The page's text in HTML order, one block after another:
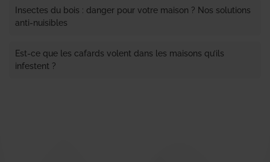
Insectes du bois : danger pour votre maison ? Nos solutions
anti-nuisibles
Est-ce que les cafards volent dans les maisons qu’ils
infestent ?